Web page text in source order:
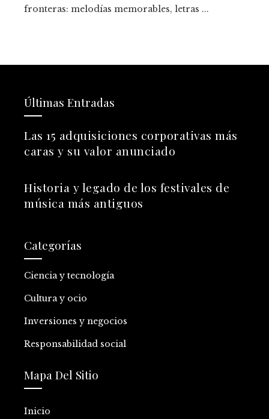
fronteras: melodías memorables, letras ...
Últimas Entradas
Las 15 adquisiciones corporativas más
caras y su valor anunciado
Historia y legado de los festivales de
música más antiguos
Categorías
Ciencia y tecnología
Cultura y ocio
Inversiones y negocios
Responsabilidad social
Mapa Del Sitio
Inicio